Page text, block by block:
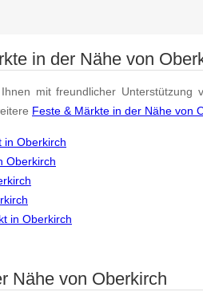
in der Nähe von
mit freundlicher Unterstützung
Feste & Märkte in der Nähe von
in Oberkirch
Oberkirch
in Oberkirch
Nähe von Oberkirch